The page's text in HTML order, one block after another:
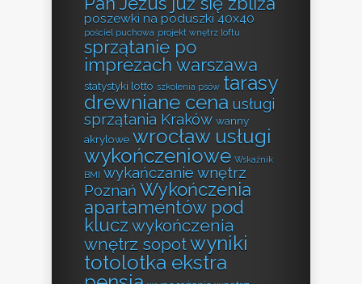
poszewki na poduszki 40x40
pościel puchowa projekt wnętrz loftu
sprzątanie po
imprezach warszawa
statystyki lotto szkolenia psów tarasy
drewniane cena usługi
sprzątania Kraków wanny
akrylowe wrocław usługi
wykończeniowe Wskaźnik
BMI wykańczanie wnętrz
Poznań Wykończenia
apartamentów pod
klucz wykończenia
wnętrz sopotwyniki
totolotka ekstra